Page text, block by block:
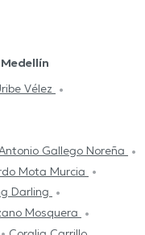
Vélez
Gallego Noreña
Mota Murcia
Darling
Lozano Mosquera